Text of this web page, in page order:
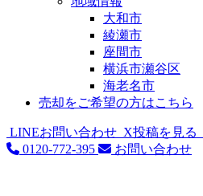
大和市
綾瀬市
座間市
横浜市瀬谷区
海老名市
売却をご希望の方はこちら
LINEお問い合わせ X投稿を見る
0120-772-395
お問い合わせ